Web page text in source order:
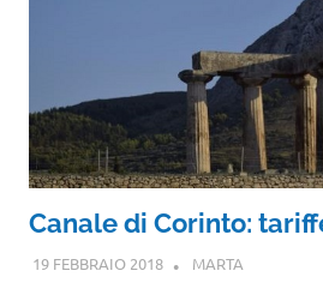
Canale di Corinto:
19 FEBBRAIO 2018 MARTA